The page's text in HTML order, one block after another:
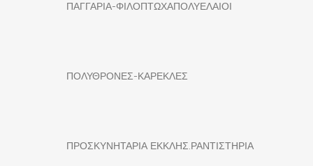
ΠΑΓΓΑΡΙΑ-ΦΙΛΟΠΤΩΧΑΠΟΛΥΕΛΑΙΟΙ
ΠΟΛΥΘΡΟΝΕΣ-ΚΑΡΕΚΛΕΣ
ΠΡΟΣΚΥΝΗΤΑΡΙΑ ΕΚΚΛΗΣ. ΡΑΝΤΙΣΤΗΡΙΑ